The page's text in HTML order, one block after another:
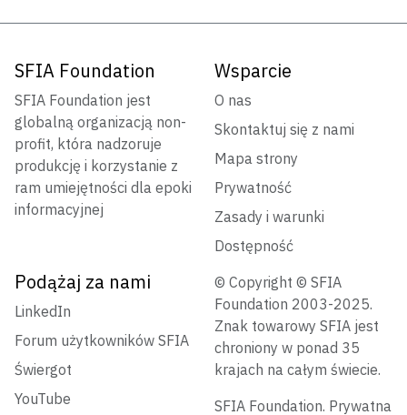
SFIA Foundation
SFIA Foundation jest
globalną organizacją non-
profit, która nadzoruje
produkcję i korzystanie z
ram umiejętności dla epoki
informacyjnej
Wsparcie
O nas
Skontaktuj się z nami
Mapa strony
Prywatność
Zasady i warunki
Dostępność
Podążaj za nami
LinkedIn
Forum użytkowników SFIA
Świergot
YouTube
© Copyright © SFIA
Foundation 2003-2025.
Znak towarowy SFIA jest
chroniony w ponad 35
krajach na całym świecie.
SFIA Foundation. Prywatna